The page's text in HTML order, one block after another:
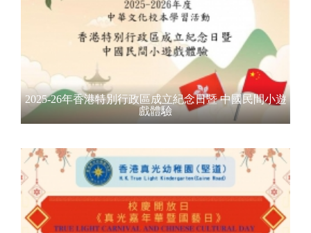
2025-26年香港特別行政區成立紀念日暨 中國民間小遊
戲體驗